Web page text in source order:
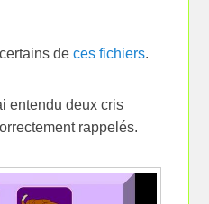
deces fichiers.
entendu deux cris
rappelés.